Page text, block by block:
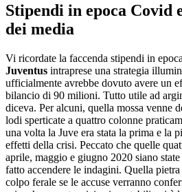
Stipendi in epoca Covid
dei media
Vi ricordate la faccenda stipendi in
Juventus intraprese una strategia
ufficialmente avrebbe dovuto avere un
bilancio di 90 milioni. Tutto utile ad
diceva. Per alcuni, quella mossa venne
lodi sperticate a quattro colonne
una volta la Juve era stata la prima e la
effetti della crisi. Peccato che quelle
aprile, maggio e giugno 2020 siano
fatto accendere le indagini. Quella
colpo ferale se le accuse verranno